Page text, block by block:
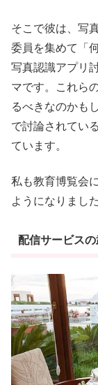
そこで彼は、写
委員を集めて「
写真認識アプリ
マです。これら
るべきなのかも
で討論されてい
ています。
私も教育博覧会
ようになりました
配信サービス